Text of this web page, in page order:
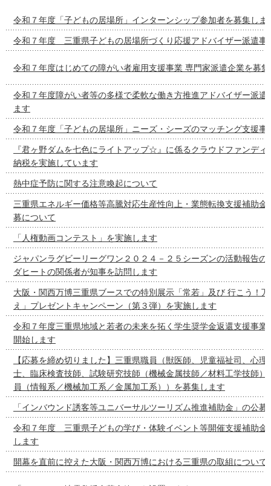
令和７年度「子どもの居場所」インターンシップ参加者を募集しま
令和７年度 三重県子どもの居場所づくり応援アドバイザー派遣事
令和７年度はじめての障がい者雇用支援事業 専門家派遣企業を募
令和７年度障がい者等の多様で柔軟な働き方推進アドバイザー派遣
ます
令和７年度「子どもの居場所」ニーズ・シーズのマッチング支援事
『君ヶ野ダムを七色にライトアップ☆』に係るクラウドファンディ
納税を実施しています
熱中症予防に関する注意喚起について
三重県エネルギー価格等高騰対応生産性向上・業態転換支援補助金
募について
「人権動画コンテスト」を実施します
ジャパンラグビーリーグワン２０２４－２５シーズンの活動報告の
ダヒートの関係者が知事を訪問します
大阪・関西万博三重県ブースでの特別展示「常若」及び 行こう！
え」プレゼントキャンペーン（第３弾）を実施します
令和７年度三重県地域と若者の未来を拓く学生奨学金返還支援事業
開始します
【応募を締め切りました】三重県職員（獣医師、児童福祉司、心理
士、臨床検査技師、試験研究技師（機械金属技師／材料工学技師）
員（情報系／機械加工系／金属加工系））を募集します
「インバウンド誘客等ユニバーサルツーリズム推進補助金」の公募
令和７年度 三重県子どもの学び・体験イベント等開催支援補助金
します
開幕を直前に控えた大阪・関西万博における三重県の取組について